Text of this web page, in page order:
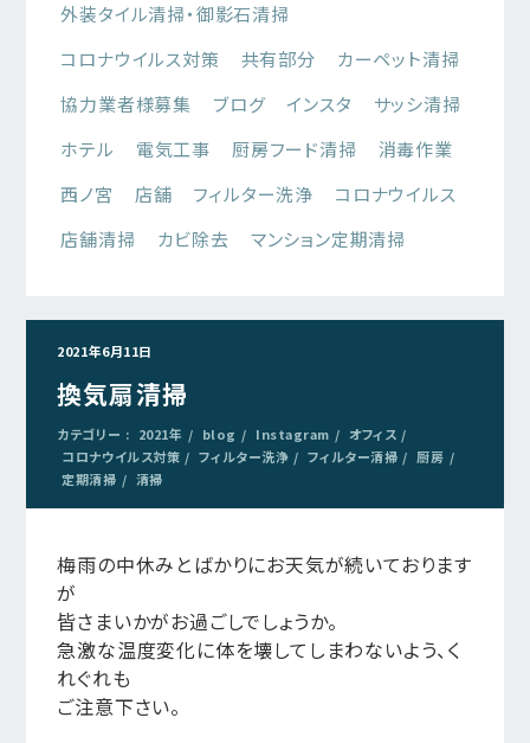
外装タイル清掃・御影石清掃
コロナウイルス対策
共有部分
カーペット清掃
協力業者様募集
ブログ インスタ
サッシ清掃
ホテル
電気工事 厨房フード清掃
消毒作業
西ノ宮
店舗 フィルター洗浄
コロナウイルス
店舗清掃
カビ除去 マンション定期清掃
2021年6月11日
換気扇清掃
カテゴリー : 2021年 blog Instagram
オフィス
コロナウイルス対策
フィルター洗浄 フィルター清掃
厨房
定期清掃
清掃
梅雨の中休みとばかりにお天気が続いております
が
皆さまいかがお過ごしでしょうか。
急激な温度変化に体を壊してしまわないよう、く
れぐれも
ご注意下さい。